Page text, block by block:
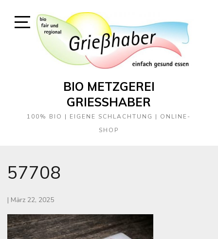
Open
Sidebar
BIO METZGEREI
GRIESSHABER
100% BIO | EIGENE SCHLACHTUNG | ONLINE-
SHOP
57708
| März 22, 2025